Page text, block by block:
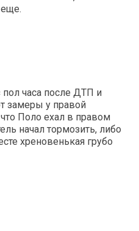
пол часа после ДТП и
замеры у правой
Поло ехал в правом
начал тормозить, либо
хреновенькая грубо